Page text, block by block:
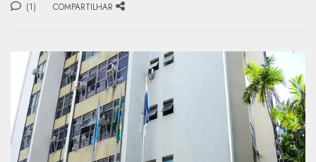
(1) COMPARTILHAR